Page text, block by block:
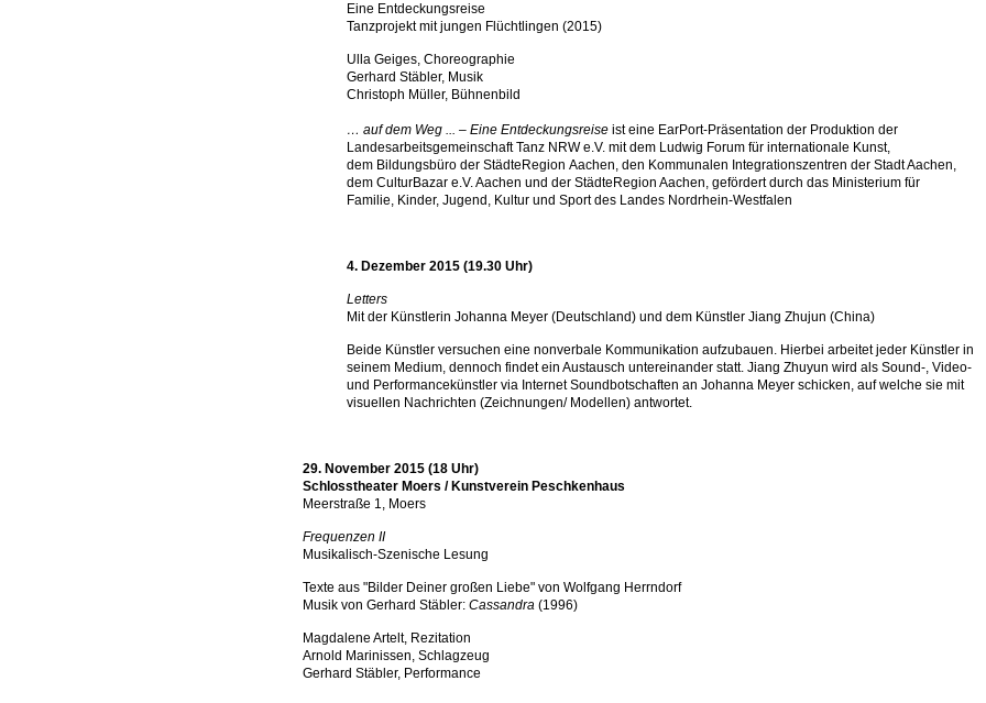
Eine Entdeckungsreise
Tanzprojekt mit jungen Flüchtlingen (2015)
Ulla Geiges, Choreographie
Gerhard Stäbler, Musik
Christoph Müller, Bühnenbild
… auf dem Weg ... – Eine Entdeckungsreise ist eine EarPort-Präsentation der Produktion der
Landesarbeitsgemeinschaft Tanz NRW e.V. mit dem Ludwig Forum für internationale Kunst,
dem Bildungsbüro der StädteRegion Aachen, den Kommunalen Integrationszentren der Stadt Aachen,
dem CulturBazar e.V. Aachen und der StädteRegion Aachen, gefördert durch das Ministerium für
Familie, Kinder, Jugend, Kultur und Sport des Landes Nordrhein-Westfalen
4. Dezember 2015 (19.30 Uhr)
Letters
Mit der Künstlerin Johanna Meyer (Deutschland) und dem Künstler Jiang Zhujun (China)
Beide Künstler versuchen eine nonverbale Kommunikation aufzubauen. Hierbei arbeitet jeder Künstler in
seinem Medium, dennoch findet ein Austausch untereinander statt. Jiang Zhuyun wird als Sound-, Video-
und Performancekünstler via Internet Soundbotschaften an Johanna Meyer schicken, auf welche sie mit
visuellen Nachrichten (Zeichnungen/ Modellen) antwortet.
29. November 2015 (18 Uhr)
Schlosstheater Moers / Kunstverein Peschkenhaus
Meerstraße 1, Moers
Frequenzen II
Musikalisch-Szenische Lesung
Texte aus "Bilder Deiner großen Liebe" von Wolfgang Herrndorf
Musik von Gerhard Stäbler: Cassandra (1996)
Magdalene Artelt, Rezitation
Arnold Marinissen, Schlagzeug
Gerhard Stäbler, Performance